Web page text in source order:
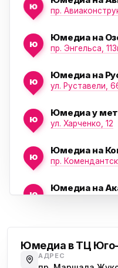
ю пр.
ю
Юмедиа на
пр. Энгельса,
ю
Юмедиа на
ул. Руставели,
ю
Юмедиа у
ул. Харченко, 12
ю
Юмедиа на
пр.
ю
Юмедиа на
Юмедиа на
Юмедиа в ТЦ
АДРЕС